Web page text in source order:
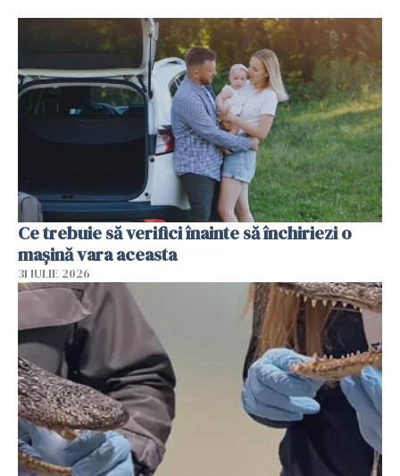
Ce trebuie să verifici înainte să închiriezi o
mașină vara aceasta
31 IULIE 2026